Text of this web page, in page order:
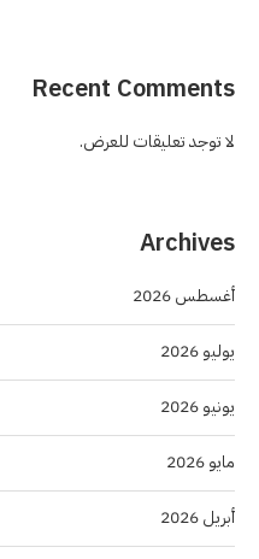
Recent Comments
لا توجد تعليقات للعرض.
Archives
أغسطس 2026
يوليو 2026
يونيو 2026
مايو 2026
أبريل 2026